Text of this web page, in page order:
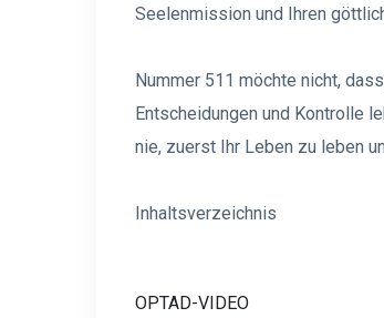
Seelenmission und Ihren
Nummer 511 möchte nicht,
Entscheidungen und Kontrolle
nie, zuerst Ihr Leben zu leben
Inhaltsverzeichnis
OPTAD-VIDEO